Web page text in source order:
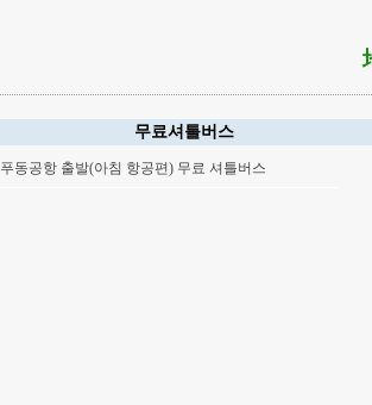
무료셔틀버스
푸동공항 출발(아침 항공편) 무료 셔틀버스